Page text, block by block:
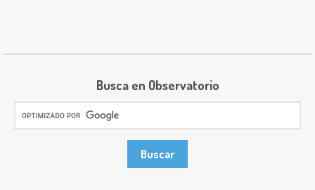
Busca en Observatorio